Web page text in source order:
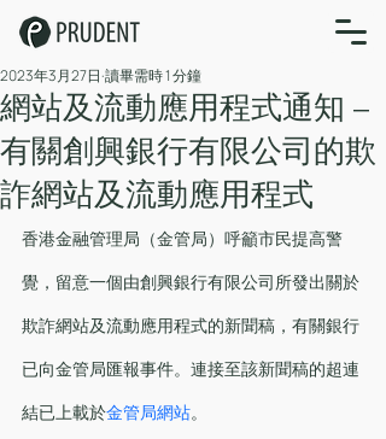
網站及流動應用程式通知 –
有關創興銀行有限公司的欺
詐網站及流動應用程式
2023年3月27日 讀畢需時 1 分鐘
香港金融管理局（金管局）呼籲市民提高警
覺，留意一個由創興銀行有限公司所發出關於
欺詐網站及流動應用程式的新聞稿，有關銀行
已向金管局匯報事件。連接至該新聞稿的超連
結已上載於金管局網站。